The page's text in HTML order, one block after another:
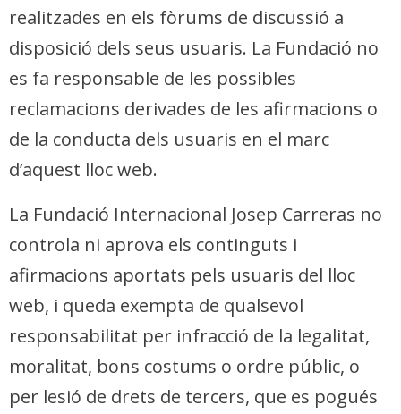
realitzades en els fòrums de discussió a
disposició dels seus usuaris. La Fundació no
es fa responsable de les possibles
reclamacions derivades de les afirmacions o
de la conducta dels usuaris en el marc
d’aquest lloc web.
La Fundació Internacional Josep Carreras no
controla ni aprova els continguts i
afirmacions aportats pels usuaris del lloc
web, i queda exempta de qualsevol
responsabilitat per infracció de la legalitat,
moralitat, bons costums o ordre públic, o
per lesió de drets de tercers, que es pogués